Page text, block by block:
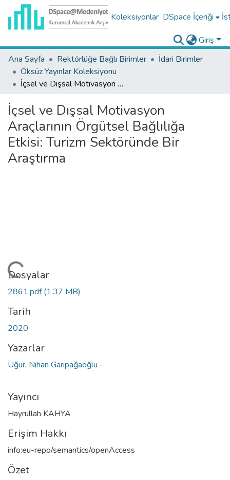
Koleksiyonlar DSpace İçeriği
Giriş
Ana Sayfa
Rektörlüğe Bağlı Birimler
İdari Birimler
Öksüz Yayınlar Koleksiyonu
İçsel ve Dışsal Motivasyon Araçlarının Örgütsel Bağlılığa Etkisi: Turizm Sektöründe Bir Araştırma
İçsel ve Dışsal Motivasyon
Araçlarının Örgütsel Bağlılığa
Etkisi: Turizm Sektöründe Bir
Araştırma
Dosyalar
2861.pdf(1.37 MB)
Tarih
2020
Yazarlar
Uğur, Nihan Garipağaoğlu -
Yayıncı
Hayrullah KAHYA
Erişim Hakkı
info:eu-repo/semantics/openAccess
Özet